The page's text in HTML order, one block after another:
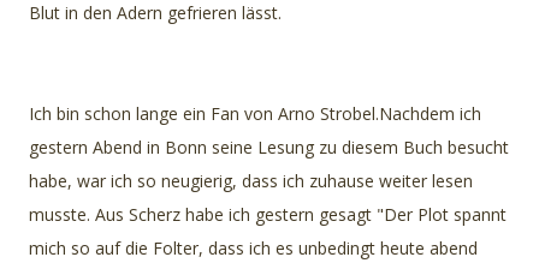
Blut in den Adern gefrieren lässt.
Ich bin schon lange ein Fan von Arno Strobel.Nachdem ich
gestern Abend in Bonn seine Lesung zu diesem Buch besucht
habe, war ich so neugierig, dass ich zuhause weiter lesen
musste. Aus Scherz habe ich gestern gesagt "Der Plot spannt
mich so auf die Folter, dass ich es unbedingt heute abend